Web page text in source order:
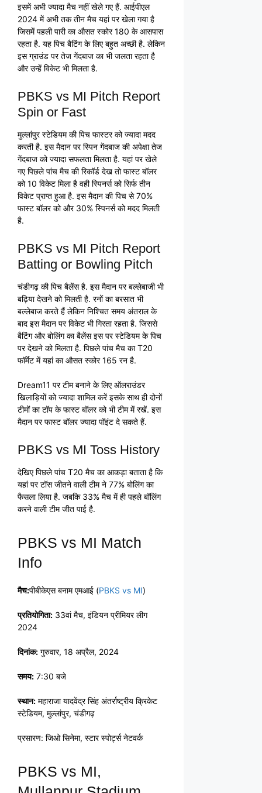
इसमें अभी ज्यादा मैच नहीं खेले गए हैं. आईपीएल
2024 में अभी तक तीन मैच यहां पर खेला गया है
जिसमें पहली पारी का औसत स्कोर 180 के आसपास
रहता है. यह पिच बैटिंग के लिए बहुत अच्छी है. लेकिन
इस ग्राउंड पर तेज गेंदबाज का भी जलता रहता है
और उन्हें विकेट भी मिलता है.
PBKS vs MI Pitch Report
Spin or Fast
मुल्लांपुर स्टेडियम की पिच फास्टर को ज्यादा मदद
करती है. इस मैदान पर स्पिन गेंदबाज की अपेक्षा तेज
गेंदबाज को ज्यादा सफलता मिलता है. यहां पर खेले
गए पिछले पांच मैच की रिकॉर्ड देख तो फास्ट बॉलर
को 10 विकेट मिला है वही स्पिनर्स को सिर्फ तीन
विकेट प्राप्त हुआ है. इस मैदान की पिच से 70%
फास्ट बॉलर को और 30% स्पिनर्स को मदद मिलती
है.
PBKS vs MI Pitch Report
Batting or Bowling Pitch
चंडीगढ़ की पिच बैलेंस है. इस मैदान पर बल्लेबाजी भी
बढ़िया देखने को मिलती है. रनों का बरसात भी
बल्लेबाज करते हैं लेकिन निश्चित समय अंतराल के
बाद इस मैदान पर विकेट भी गिरता रहता है. जिससे
बैटिंग और बोलिंग का बैलेंस इस पर स्टेडियम के पिच
पर देखने को मिलता है. पिछले पांच मैच का T20
फॉर्मेट में यहां का औसत स्कोर 165 रन है.
Dream11 पर टीम बनाने के लिए ऑलराउंडर
खिलाड़ियों को ज्यादा शामिल करें इसके साथ ही दोनों
टीमों का टॉप के फास्ट बॉलर को भी टीम में रखें. इस
मैदान पर फास्ट बॉलर ज्यादा पॉइंट दे सकते हैं.
PBKS vs MI Toss History
देखिए पिछले पांच T20 मैच का आकड़ा बताता है कि
यहां पर टॉस जीतने वाली टीम ने 77% बोलिंग का
फैसला लिया है. जबकि 33% मैच में ही पहले बॉलिंग
करने वाली टीम जीत पाई है.
PBKS vs MI Match
Info
मैच:पीबीकेएस बनाम एमआई (PBKS vs MI)
प्रतियोगिता: 33वां मैच, इंडियन प्रीमियर लीग
2024
दिनांक: गुरुवार, 18 अप्रैल, 2024
समय: 7:30 बजे
स्थान: महाराजा यादवेंद्र सिंह अंतर्राष्ट्रीय क्रिकेट
स्टेडियम, मुल्लांपुर, चंडीगढ़
प्रसारण: जिओ सिनेमा, स्टार स्पोर्ट्स नेटवर्क
PBKS vs MI,